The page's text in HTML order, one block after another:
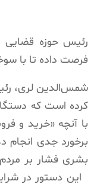
فرصت داده تا با
شمس‌الدین لری،
با آنچه «خرید و
برخورد جدی انجام
بشری فشار بر
این دستور در